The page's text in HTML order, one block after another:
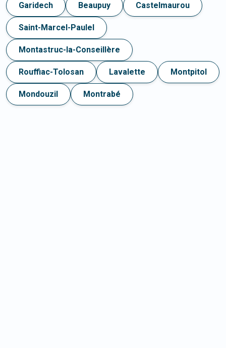
Garidech Beaupuy Castelmaurou
Saint-Marcel-Paulel
Montastruc-la-Conseillère
Rouffiac-Tolosan Lavalette Montpitol
Mondouzil Montrabé